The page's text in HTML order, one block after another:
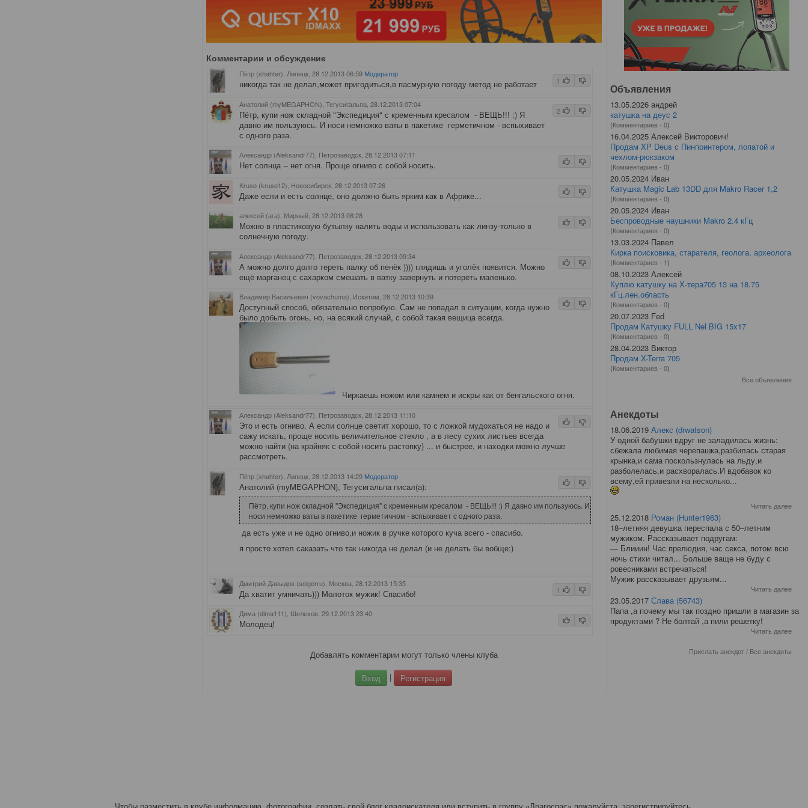
Комментарии и обсуждение
1
Пётр (shahter), Липецк, 28.12.2013 06:59 Модератор
никогда так не делал,может пригодиться,в пасмурную погоду метод не работает
2
Анатолий (myMEGAPHON), Тегусигальпа , 28.12.2013 07:04
Пётр, купи нож складной "Экспедиция" с кременным кресалом - ВЕЩЬ!!! :) Я
давно им пользуюсь. И носи немножко ваты в пакетике герметичном - вспыхивает
с одного раза.
Александр (Aleksandr77), Петрозаводск, 28.12.2013 07:11
Нет солнца -- нет огня. Проще огниво с собой носить.
Kruso (kruso12), Новосибирск, 28.12.2013 07:26
Даже если и есть солнце, оно должно быть ярким как в Африке...
алексей (ага), Мирный, 28.12.2013 08:28
Можно в пластиковую бутылку налить воды и использовать как линзу-только в
солнечную погоду.
Александр (Aleksandr77), Петрозаводск, 28.12.2013 09:34
А можно долго долго тереть палку об пенёк )))) глядишь и уголёк появится. Можно
ещё марганец с сахарком смешать в ватку завернуть и потереть маленько.
Владимир Васильевич (vovachuma), Искитим, 28.12.2013 10:39
Доступный способ, обязательно попробую. Сам не попадал в ситуации, когда нужно
было добыть огонь, но, на всякий случай, с собой такая вещица всегда.
Чиркаешь ножом или камнем и искры как от бенгальского огня.
Александр (Aleksandr77), Петрозаводск, 28.12.2013 11:10
Это и есть огниво. А если солнце светит хорошо, то с ложкой мудохаться не надо и
сажу искать, проще носить величительное стекло , а в лесу сухих листьев всегда
можно найти (на крайняк с собой носить растопку) ... и быстрее, и находки можно лучше
рассмотреть.
Пётр (shahter), Липецк, 28.12.2013 14:29 Модератор
Анатолий (myMEGAPHON), Тегусигальпа писал(а):
Пётр, купи нож складной "Экспедиция" с кременным кресалом - ВЕЩЬ!!! :) Я давно им пользуюсь. И
носи немножко ваты в пакетике герметичном - вспыхивает с одного раза.
да есть уже и не одно огниво,и ножик в ручке которого куча всего - спасибо.
я просто хотел саказать что так никогда не делал (и не делать бы вобще:)
1
Дмитрий Давыдов (solgerru), Москва , 28.12.2013 15:35
Да хватит умничать))) Молоток мужик! Спасибо!
Дима (dima111), Шелехов , 29.12.2013 23:40
Молодец!
Добавлять комментарии могут только члены клуба
Вход | Регистрация
Объявления
13.05.2026 андрей
катушка на деус 2
(Комментариев - 0)
16.04.2025 Алексей Викторович!
Продам XP Deus с Пинпоинтером, лопатой и
чехлом-рюкзаком
(Комментариев - 0)
20.05.2024 Иван
Катушка Magic Lab 13DD для Makro Racer 1,2
(Комментариев - 0)
20.05.2024 Иван
Беспроводные наушники Makro 2.4 кГц
(Комментариев - 0)
13.03.2024 Павел
Кирка поисковика, старателя, геолога, археолога
(Комментариев - 1)
08.10.2023 Алексей
Куплю катушку на Х-тера705 13 на 18.75
кГц.лен.область
(Комментариев - 0)
20.07.2023 Fed
Продам Катушку FULL Nel BIG 15x17
(Комментариев - 0)
28.04.2023 Виктор
Продам X-Terra 705
(Комментариев - 0)
Все объявления
Анекдоты
18.06.2019 Алекс (drwatson)
У одной бабушки вдруг не заладилась жизнь:
сбежала любимая черепашка,разбилась старая
крынка,и сама поскользнулась на льду,и
разболелась,и расхворалась.И вдобавок ко
всему,ей привезли на несколько...
Читать далее
25.12.2018 Роман (Hunter1963)
18–летняя девушка переспала с 50–летним
мужиком. Рассказывает подругам:
— Блииин! Час прелюдия, час секса, потом всю
ночь стихи читал... Больше ваще не буду с
ровесниками встречаться!
Мужик рассказывает друзьям...
Читать далее
23.05.2017 Слава (56743)
Папа ,а почему мы так поздно пришли в магазин за
продуктами ? Не болтай ,а пили решетку!
Читать далее
Прислать анекдот/ Все анекдоты